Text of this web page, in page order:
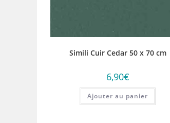
Simili Cuir Cedar 50 x 70 cm
6,90€
Ajouter au panier